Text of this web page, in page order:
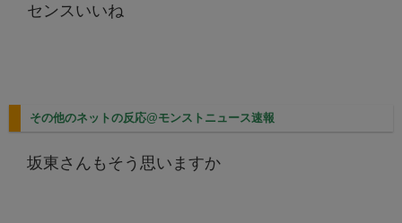
センスいいね
その他のネットの反応@モンストニュース速報
坂東さんもそう思いますか